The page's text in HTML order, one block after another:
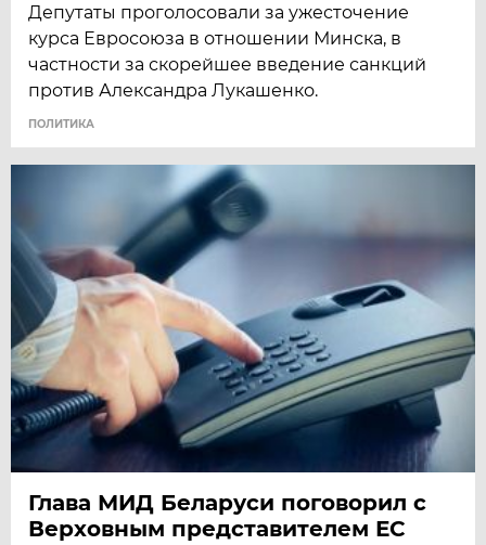
Депутаты проголосовали за ужесточение
курса Евросоюза в отношении Минска, в
частности за скорейшее введение санкций
против Александра Лукашенко.
ПОЛИТИКА
Глава МИД Беларуси поговорил с
Верховным представителем ЕС